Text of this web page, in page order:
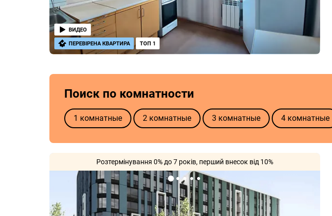
ВИДЕО
ПЕРЕВІРЕНА КВАРТИРА ТОП 1
Поиск по комнатности
1 комнатные 2 комнатные 3 комнатные 4 комнатные
Розтермінування 0% до 7 років, перший внесок від 10%